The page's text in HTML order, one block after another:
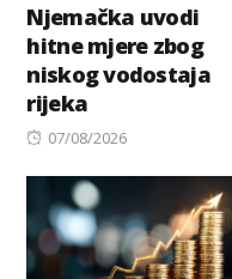
Njemačka uvodi
hitne mjere zbog
niskog vodostaja
rijeka
Posted
07/08/2026